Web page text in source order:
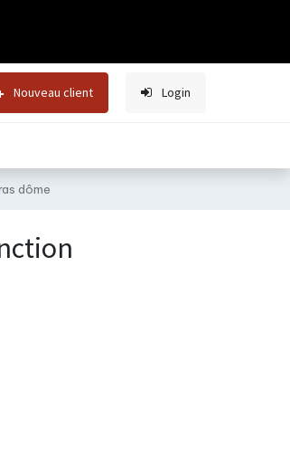
Nouveau client Login
dôme